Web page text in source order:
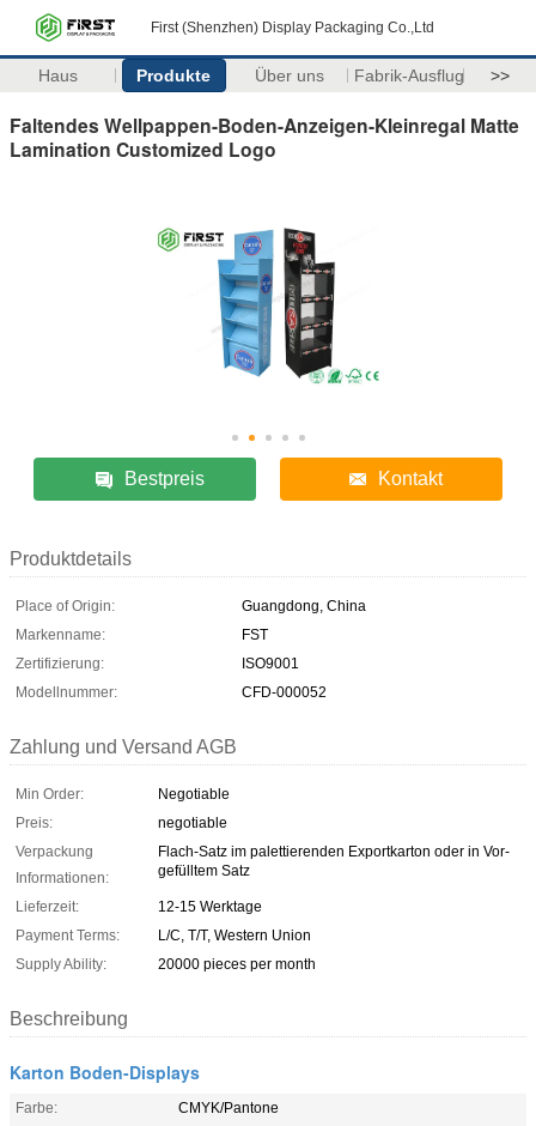
First (Shenzhen) Display Packaging Co.,Ltd
Haus Produkte Über uns Fabrik-Ausflug >>
Faltendes Wellpappen-Boden-Anzeigen-Kleinregal Matte
Lamination Customized Logo
Bestpreis Kontakt
Produktdetails
Place of Origin:
Guangdong, China
Markenname:
FST
Zertifizierung:
ISO9001
Modellnummer:
CFD-000052
Zahlung und Versand AGB
Min Order:
Negotiable
Preis:
negotiable
Verpackung
Informationen:
Flach-Satz im palettierenden Exportkarton oder in Vor-
gefülltem Satz
Lieferzeit:
12-15 Werktage
Payment Terms:
L/C, T/T, Western Union
Supply Ability:
20000 pieces per month
Beschreibung
Karton Boden-Displays
Farbe:
CMYK/Pantone